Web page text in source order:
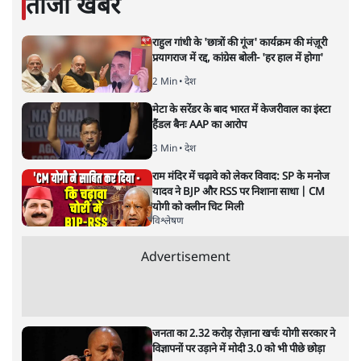
हो रहा है।
सत्य हिन्दी ऐपडाउनलोड करें
सोमदत्त शर्मा
सोमदत्त शर्माकी और स्टोरी पढ़ें
अगली खबर लोड हो रही है...